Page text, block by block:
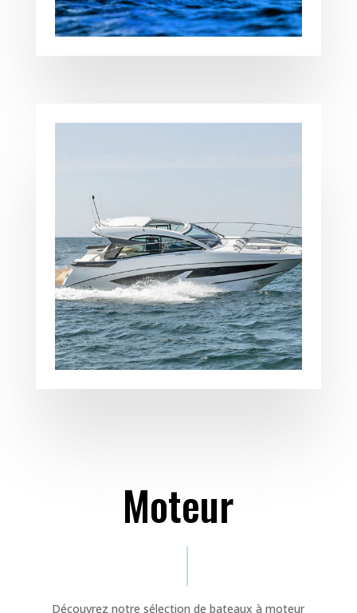
Moteur
Découvrez notre sélection de bateaux à moteur